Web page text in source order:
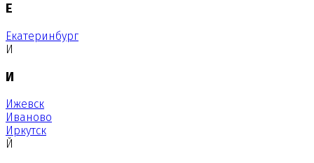
Е
Екатеринбург
И
И
Ижевск
Иваново
Иркутск
Й